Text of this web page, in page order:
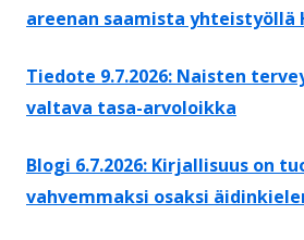
areenan saamista yhteistyöllä
Tiedote 9.7.2026: Naisten
valtava tasa-arvoloikka
Blogi 6.7.2026: Kirjallisuus on
vahvemmaksi osaksi